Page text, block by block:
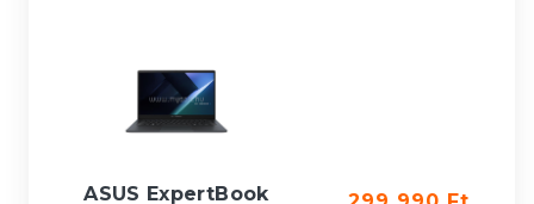
ASUS ExpertBook